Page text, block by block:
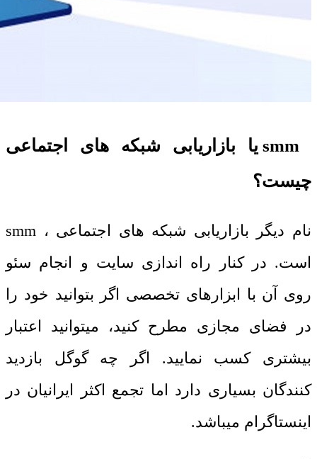
smm یا بازاریابی شبکه های اجتماعی
چیست؟
نام دیگر بازاریابی شبکه های اجتماعی ، smm
است. در کنار راه اندازی سایت و انجام سئو
روی آن با ابزارهای تخصصی اگر بتوانید خود را
در فضای مجازی مطرح کنید، میتوانید اعتبار
بیشتری کسب نمایید. اگر چه گوگل بازدید
کنندگان بسیاری دارد اما تجمع اکثر ایرانیان در
اینستاگرام میباشد.